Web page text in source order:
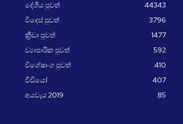
දේශීය පුවත්
44343
විදෙස් පුවත්
3796
ක්‍රීඩා පුවත්
1477
ව්‍යාපාරික පුවත්
592
විශේෂාංග පුවත්
410
වීඩීයෝ
407
අයවැය 2019
85